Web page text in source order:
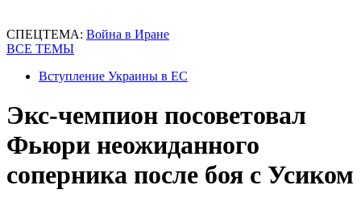
СПЕЦТЕМА: Война в Иране
ВСЕ ТЕМЫ
Вступление Украины в ЕС
Экс-чемпион посоветовал
Фьюри неожиданного
соперника после боя с Усиком